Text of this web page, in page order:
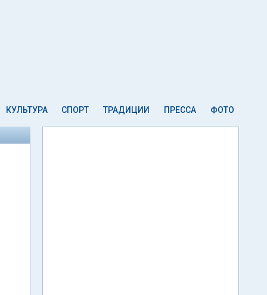
КУЛЬТУРА СПОРТ ТРАДИЦИИ ПРЕССА ФОТО